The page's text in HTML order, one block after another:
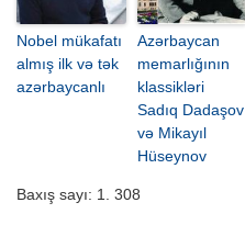
Nobel mükafatı
almış ilk və tək
azərbaycanlı
Azərbaycan
memarlığının
klassikləri
Sadıq Dadaşov
və Mikayıl
Hüseynov
Baxış sayı: 1. 308